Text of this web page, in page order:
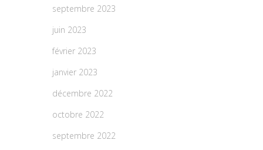
septembre 2023
juin 2023
février 2023
janvier 2023
décembre 2022
octobre 2022
septembre 2022